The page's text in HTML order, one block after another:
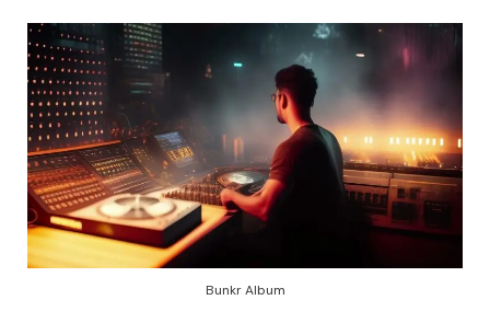
Bunkr Album